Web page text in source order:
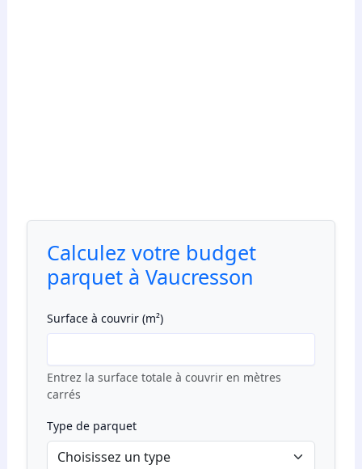
Calculez votre budget
parquet à Vaucresson
Surface à couvrir (m²)
Entrez la surface totale à couvrir en mètres
carrés
Type de parquet